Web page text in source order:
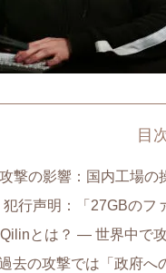
目
撃の影響：国内工場の
犯行声明：「27GBのフ
とは？ ― 世界中で
去の攻撃では「政府へ